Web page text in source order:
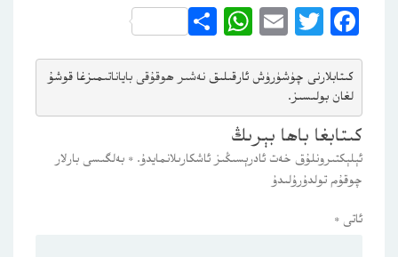
Facebook
Twitter
Email
WhatsApp
Share
كىتابلارنى چۈشۈرۈش ئارقىلىق نەشىر ھوقۇقى باياناتىمىزغا قوشۇ
لغان بولىسىز.
كىتابغا باھا بېرىڭ
ئېلېكتىرونلۇق خەت ئادرېسىڭىز ئاشكارىلانمايدۇ. * بەلگىسى بارلار
چوقۇم تولدۇرۇلىدۇ
ئاتى *